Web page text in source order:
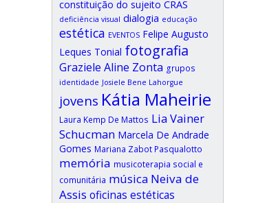
constituição do sujeito CRAS
deficiência visual dialogia educação
estética EVENTOS Felipe Augusto
Leques Tonial fotografia
Graziele Aline Zonta grupos
identidade Josiele Bene Lahorgue
jovens Kátia Maheirie
Laura Kemp De Mattos Lia Vainer
Schucman Marcela De Andrade
Gomes Mariana Zabot Pasqualotto
memória musicoterapia social e
comunitária música Neiva de
Assis oficinas estéticas